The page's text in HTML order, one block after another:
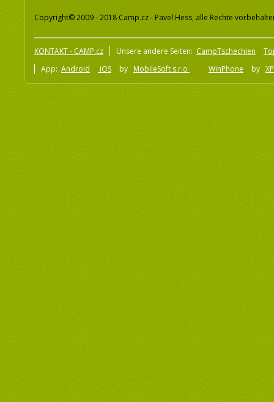
Copyright© 2009 - 2018 Camp.cz - Pavel Hess, alle Rechte
KONTAKT - CAMP.cz Unsere andere Seiten: CampTschechien
App: Android iOS by MobileSoft s.r.o WinPhone by